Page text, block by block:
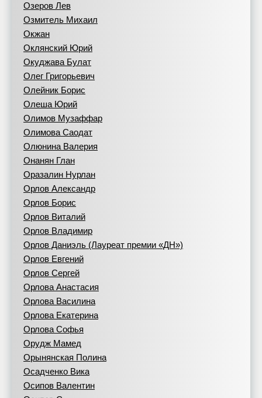
Озеров Лев
Озмитель Михаил
Окжан
Оклянский Юрий
Окуджава Булат
Олег Григорьевич
Олейник Борис
Олеша Юрий
Олимов Музаффар
Олимова Саодат
Олюнина Валерия
Онанян Глан
Оразалин Нурлан
Орлов Александр
Орлов Борис
Орлов Виталий
Орлов Владимир
Орлов Даниэль (Лауреат премии «ДН»)
Орлов Евгений
Орлов Сергей
Орлова Анастасия
Орлова Василина
Орлова Екатерина
Орлова Софья
Орудж Мамед
Орынянская Полина
Осадченко Вика
Осипов Валентин